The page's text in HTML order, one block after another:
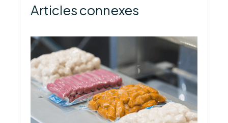
Articles connexes